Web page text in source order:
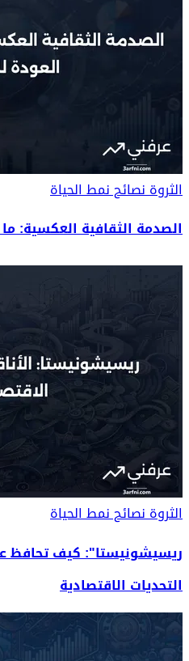
الثروةنصائح نمط الحياة
الصدمة الثقافية العكسية:
الثروةنصائح نمط الحياة
ريسيشونيستا": كيف تحافظ
التحديات الاقتصادية